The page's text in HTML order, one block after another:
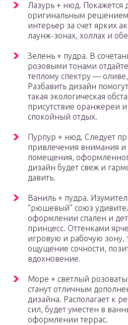
Лазурь + нюд. Покажется
оригинальным
интерьер за счет ярких
лаунж-зонах, холлах и
Зелень + пудра. В
розовыми тонами
теплому спектру —
Разбавить дизайн
такая экологическая
присутствие оранжереи и
спокойный отдых.
Пурпур + нюд. Следует
привлечения внимания и
помещения,
дизайн будет свеж и
давить.
Ваниль + пудра.
“рюшевый” союз
оформлении спален и
принцесс. Оттенками
игровую и рабочую зону,
ощущение сочности,
вдохновение.
Море + светлый
станут отличным
дизайна. Располагает к
сил, будет уместен в
оформлении террас.